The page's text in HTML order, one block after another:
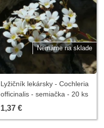
Nemáme na sklade
Lyžičník lekársky - Cochleria
officinalis - semiačka - 20 ks
1,37 €